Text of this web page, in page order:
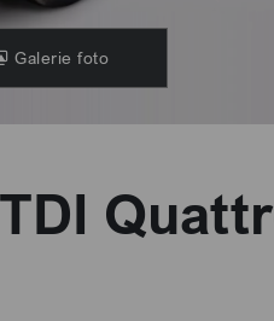
Galerie foto